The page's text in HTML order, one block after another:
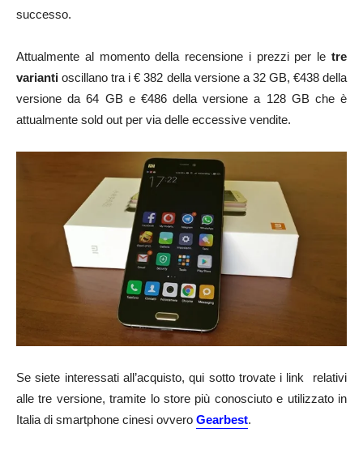
successo.
Attualmente al momento della recensione i prezzi per le tre
varianti oscillano tra i € 382 della versione a 32 GB, €438 della
versione da 64 GB e €486 della versione a 128 GB che è
attualmente sold out per via delle eccessive vendite.
Se siete interessati all’acquisto, qui sotto trovate i link relativi
alle tre versione, tramite lo store più conosciuto e utilizzato in
Italia di smartphone cinesi ovvero Gearbest.